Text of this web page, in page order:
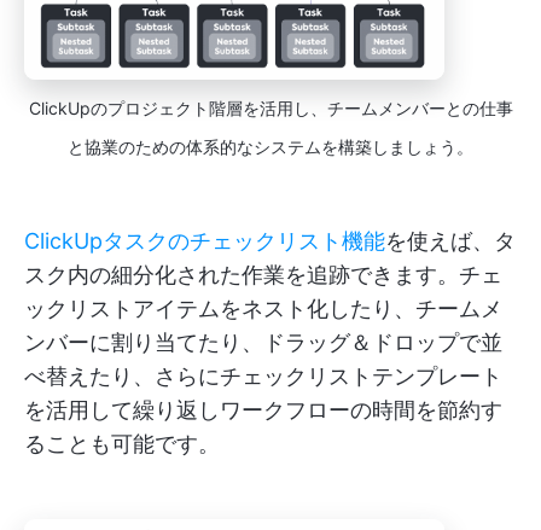
ClickUpのプロジェクト階層を活用し、チームメンバーとの仕事
と協業のための体系的なシステムを構築しましょう。
ClickUpタスクのチェックリスト機能を使えば、タ
スク内の細分化された作業を追跡できます。チェ
ックリストアイテムをネスト化したり、チームメ
ンバーに割り当てたり、ドラッグ＆ドロップで並
べ替えたり、さらにチェックリストテンプレート
を活用して繰り返しワークフローの時間を節約す
ることも可能です。